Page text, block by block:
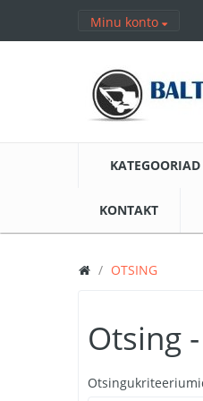
Minu konto
KATEGOORIAD
KONTAKT
OTSING
Otsing